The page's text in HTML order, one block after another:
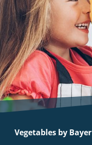
Vegetables by Bayer